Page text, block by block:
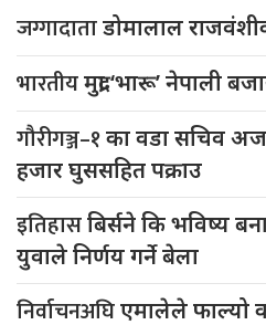
जग्गादाताडोमालाल
भारतीयमुद्रा ‘भारू’ नेपाली
गौरीगञ्ज–१का वडा सचिव
हजार घुससहित पक्राउ
इतिहासबिर्सने कि भविष्य
युवाले निर्णय गर्ने बेला
निर्वाचनअघिएमालेले फाल्यो